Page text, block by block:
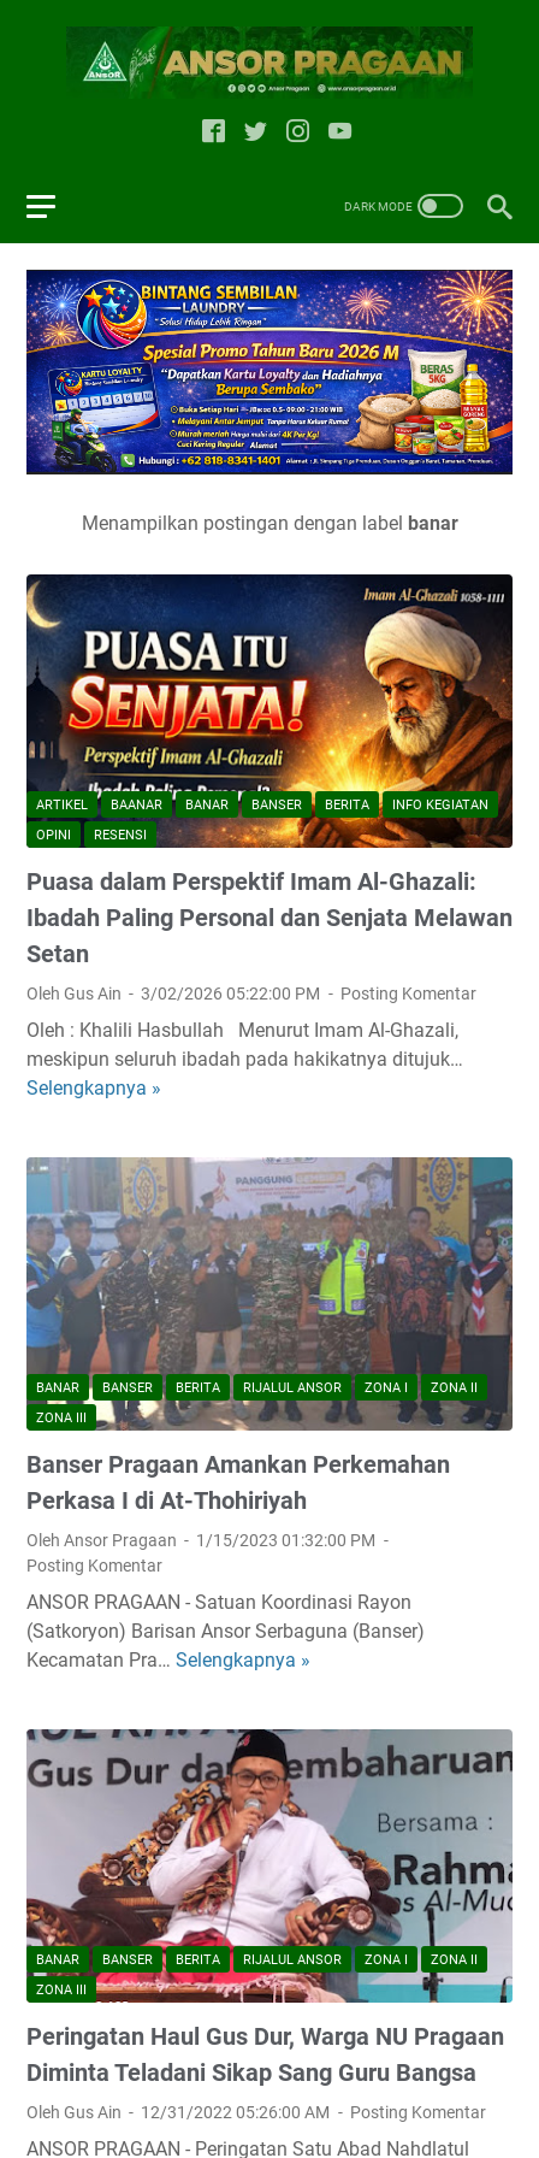
Menampilkan postingan dengan label banar
ARTIKEL BAANAR BANAR BANSER BERITA
INFO KEGIATAN
OPINI
RESENSI
Puasa dalam Perspektif Imam Al-Ghazali:
Ibadah Paling Personal dan Senjata Melawan
Setan
Oleh Gus Ain 3/02/2026 05:22:00 PM Posting Komentar
Oleh : Khalili Hasbullah Menurut Imam Al-Ghazali,
meskipun seluruh ibadah pada hakikatnya ditujuk…
Selengkapnya »
a
d
a
l
a
m
P
e
r
s
p
k
i
f
I
a
A
l
-
G
h
a
z
a
i
:
I
BANAR BANSER BERITA RIJALUL ANSOR ZONA I
ZONA II
ZONA III
Banser Pragaan Amankan Perkemahan
Perkasa I di At-Thohiriyah
Oleh Ansor Pragaan
1/15/2023 01:32:00 PM
Posting Komentar
ANSOR PRAGAAN - Satuan Koordinasi Rayon
(Satkoryon) Barisan Ansor Serbaguna (Banser)
Kecamatan Pra… Selengkapnya »
e
r
a
g
a
a
n
A
m
n
BANAR BANSER BERITA RIJALUL ANSOR ZONA I
ZONA II
ZONA III
Peringatan Haul Gus Dur, Warga NU Pragaan
Diminta Teladani Sikap Sang Guru Bangsa
Oleh Gus Ain 12/31/2022 05:26:00 AM Posting Komentar
ANSOR PRAGAAN - Peringatan Satu Abad Nahdlatul